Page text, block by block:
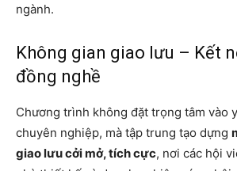
ngành.
Không gian giao lưu – Kết
đồng nghề
Chương trình không đặt trọng tâm vào
chuyên nghiệp, mà tập trung tạo dựng
giao lưu cởi mở, tích cực, nơi các hội